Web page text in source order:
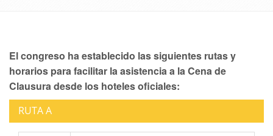
El congreso ha establecido las siguientes rutas y
horarios para facilitar la asistencia a la Cena de
Clausura desde los hoteles oficiales:
RUTA A